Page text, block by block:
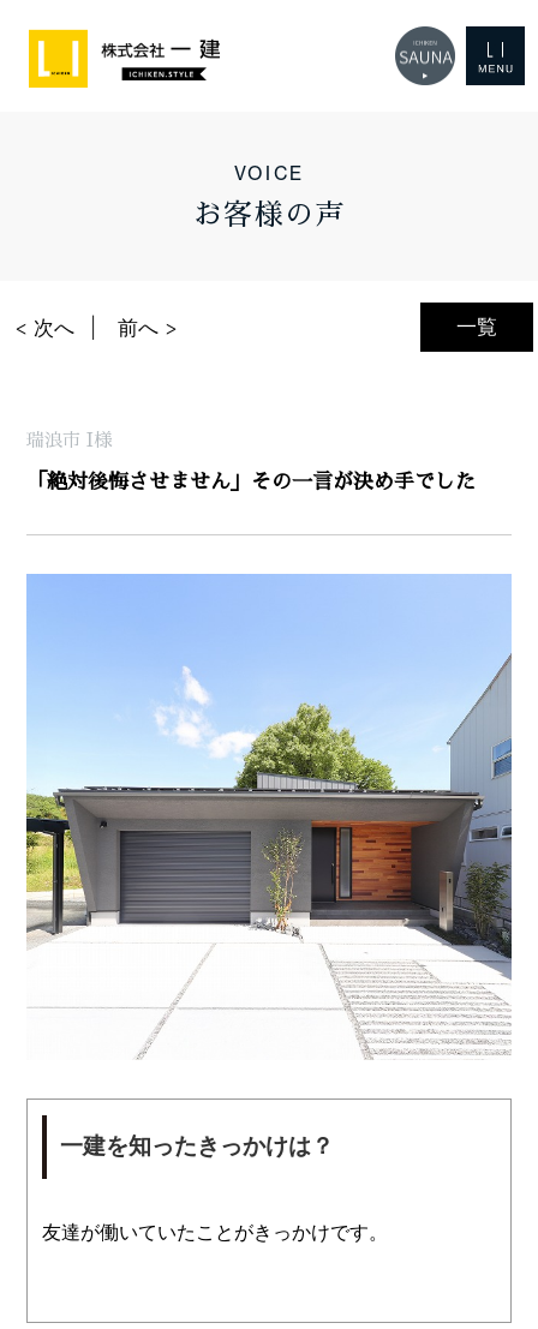
VOICE
お客様の声
一覧
< 次へ 前へ >
瑞浪市 I様
「絶対後悔させません」その一言が決め手でした
一建を知ったきっかけは？
友達が働いていたことがきっかけです。